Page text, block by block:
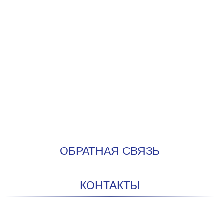
ОБРАТНАЯ СВЯЗЬ
КОНТАКТЫ